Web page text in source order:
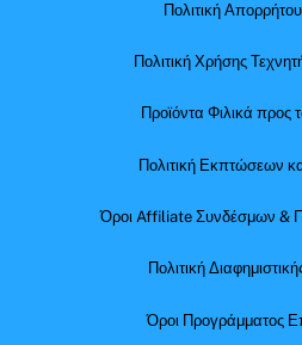
Πολιτική
Πολιτική Χρήσης
Προϊόντα Φιλικά προς
Πολιτική Εκπτώσεων
Όροι Affiliate Συνδέσμων &
Πολιτική
Όροι Προγράμματος